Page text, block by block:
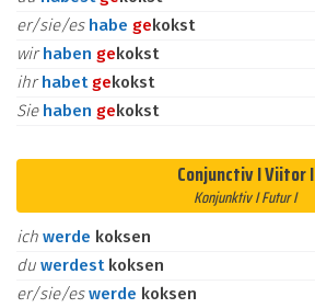
er/sie/es habe gekokst
wirhaben gekokst
ihrhabet gekokst
Sie haben gekokst
Conjunctiv I Viitor I
Konjunktiv I Futur I
ich werde koksen
du werdest koksen
er/sie/eswerde koksen